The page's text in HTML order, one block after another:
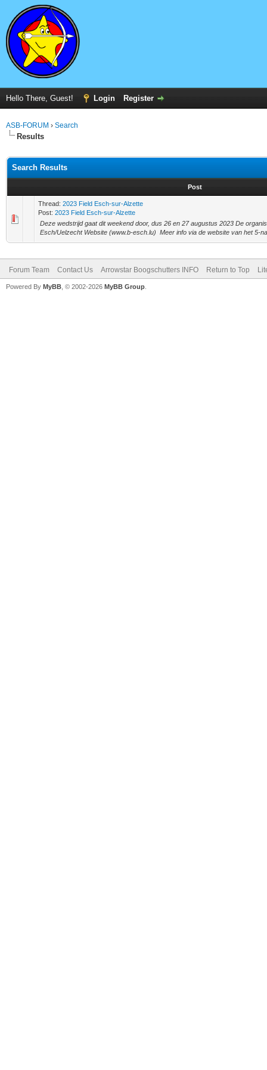
Hello There, Guest! Login Register
ASB-FORUM › Search
Results
Search Results
Post
Thread: 2023 Field Esch-sur-Alzette
Post: 2023 Field Esch-sur-Alzette
Deze wedstrijd gaat dit weekend door, dus 26 en 27 augustus 2023 De
Esch/Uelzecht Website (www.b-esch.lu) Meer info via de website van het 5-
Forum Team Contact Us Arrowstar Boogschutters INFO Return to Top
Powered By MyBB , © 2002-2026 MyBB Group